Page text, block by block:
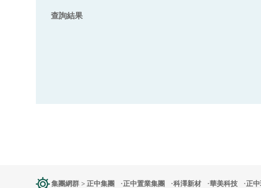
查詢結果
集團網群 > 正中集團 ·正中置業集團 ·科澤新材 ·華美科技 ·正